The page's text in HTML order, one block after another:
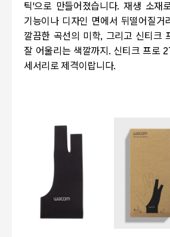
틱'으로 만들어졌습니다.재생 소재
기능이나 디자인 면에서 뒤떨어질거
깔끔한 곡선의 미학, 그리고 신티크
잘 어울리는 색깔까지. 신티크 프로
세서리로 제격이랍니다.